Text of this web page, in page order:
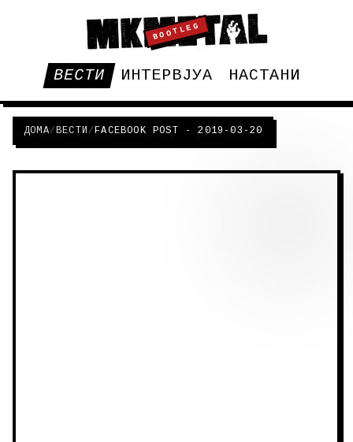
BOOTLEG
ВЕСТИ ИНТЕРВЈУА НАСТАНИ
ДОМА/ВЕСТИ /FACEBOOK POST - 2019-03-20